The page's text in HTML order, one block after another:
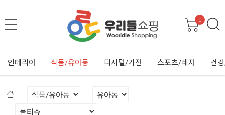
0
인테리어 식품/유아동 디지털/가전 스포츠/레저 건